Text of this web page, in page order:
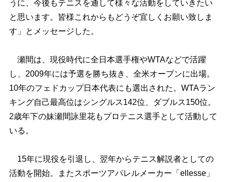
うに、今後もテニスを通して様々な活動をしていきたい
と思います。皆様これからもどうぞ宜しくお願い致しま
す」とメッセージした。
瀬間は、現役時代に全日本選手権やWTAなどで活躍
し、2009年には予選を勝ち抜き、全米オープンに出場。
10年のフェドカップ日本代表にも選出された。WTAラン
キング自己最高位はシングルス142位、ダブルス150位。
2歳年下の妹瀬間詠里花もプロテニス選手として活動して
いる。
15年に現役を引退し、翌年からテニス解説者としての
活動を開始。またスポーツアパレルメーカー「ellesse」